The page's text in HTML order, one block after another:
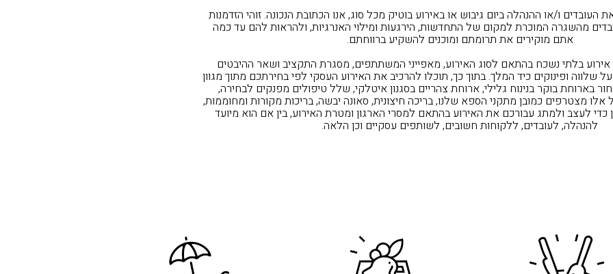
העובדים ו/או ההנהלה ביום גיבוש או באירוע בוטיק מכל סוג, אנו הכתובת הנכונה. זוהי הזדמנות
מהשגרה המוכרת למקום של התחדשות, הירגעות ומילוי האנרגיות, ולהראות להם עד כמה
אתם מוקירים את תרומתם ומוכנים להשקיע ברווחתם.
אירוע בלתי נשכח בהתאם לסוג האירוע, מאפייני המשתתפים, מסגרת התקציב ושאר ההיבטים
שלווה ופינוקים כיד המלך. בתוך כך, תוכלו להרכיב את האירוע העסקי לפי בחירתכם מתוך מגוון
בארוחת בוקר בנינוח גלילי, ארוחת צהריים בסגנון איטלקי, שלל טיפולים מפנקים לבחירה,
אלו מצטרפים כמובן מתקני הספא שלנו, בריכה חיצונית, סאונה יבשה, בריכות מקורות ומחוממות,
כדי לעצב ולמתג עבורכם את האירוע בהתאם למסרי הארגון ומטרת האירוע, בין אם הוא מיועד
להנהלה, לעובדים, ללקוחות חשובים, לשותפים עסקיים וכן הלאה.